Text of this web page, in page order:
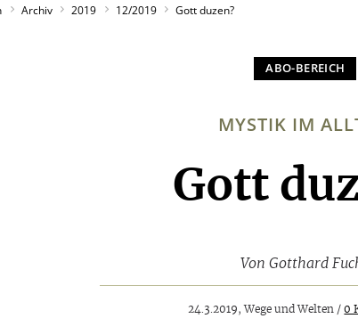
Archiv 2019 12/2019 Gott duzen?
MYSTIK IM
:
Gott
VonGotthard
24.3.2019, Wege und Welten /0